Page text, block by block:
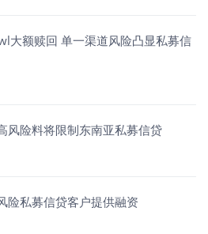
大额赎回 单一渠道风险凸显私募信
风险料将限制东南亚私募信贷
险私募信贷客户提供融资